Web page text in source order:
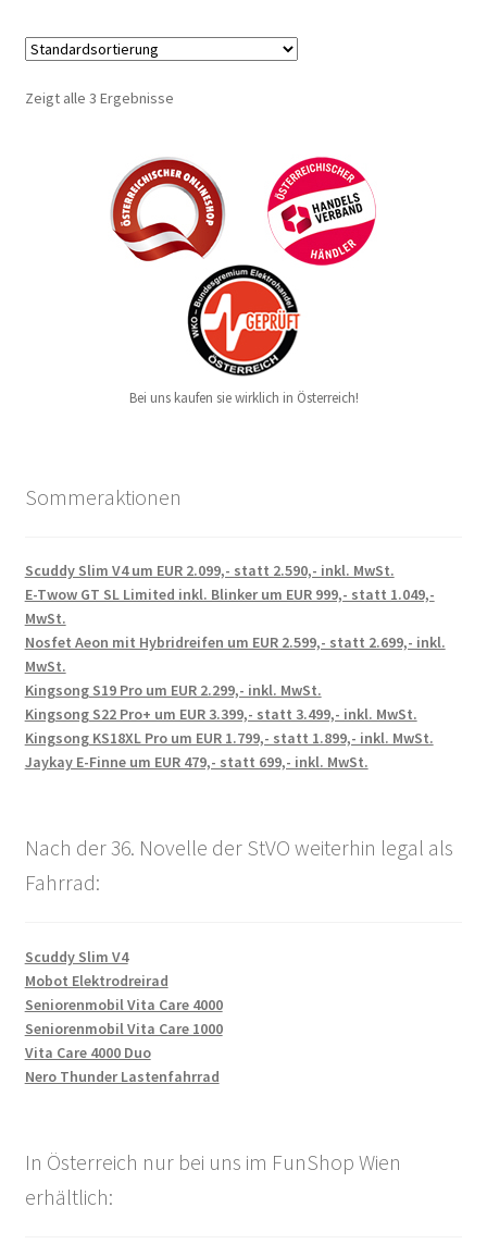
Zeigt alle 3 Ergebnisse
Bei uns kaufen sie wirklich in Österreich!
Sommeraktionen
Scuddy Slim V4 um EUR 2.099,- statt 2.590,- inkl. MwSt.
E-Twow GT SL Limited inkl. Blinker um EUR 999,- statt 1.049,-
MwSt.
Nosfet Aeon mit Hybridreifen um EUR 2.599,- statt 2.699,- inkl.
MwSt.
Kingsong S19 Pro um EUR 2.299,- inkl. MwSt.
Kingsong S22 Pro+ um EUR 3.399,- statt 3.499,- inkl. MwSt.
Kingsong KS18XL Pro um EUR 1.799,- statt 1.899,- inkl. MwSt.
Jaykay E-Finne um EUR 479,- statt 699,- inkl. MwSt.
Nach der 36. Novelle der StVO weiterhin legal als
Fahrrad:
Scuddy Slim V4
Mobot Elektrodreirad
Seniorenmobil Vita Care 4000
Seniorenmobil Vita Care 1000
Vita Care 4000 Duo
Nero Thunder Lastenfahrrad
In Österreich nur bei uns im FunShop Wien
erhältlich: